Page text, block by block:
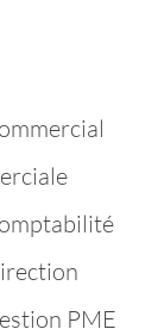
PME